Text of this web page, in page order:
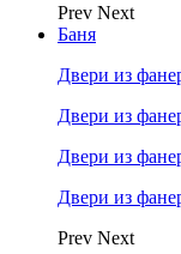
Prev Next
Баня
Двери из
Двери из
Двери из
Двери из
Prev Next